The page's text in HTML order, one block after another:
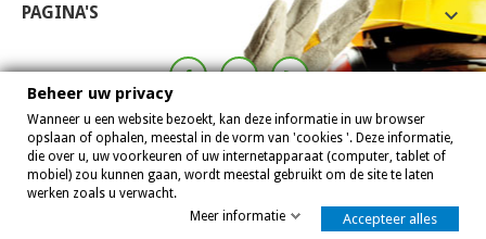
8,0
PAGINA'S 
Allinpreventie 2007 - 2026
Beheer uw privacy
Wanneer u een website bezoekt, kan deze informatie in uw browser
opslaan of ophalen, meestal in de vorm van 'cookies '. Deze informatie,
die over u, uw voorkeuren of uw internetapparaat (computer, tablet of
mobiel) zou kunnen gaan, wordt meestal gebruikt om de site te laten
werken zoals u verwacht.
Meer informatie
Accepteer alles